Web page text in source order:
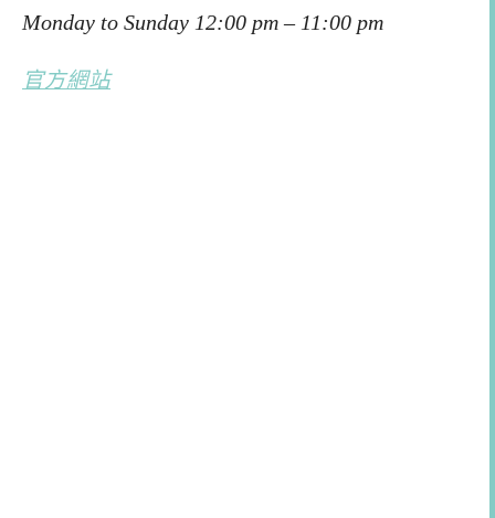
Monday to Sunday 12:00 pm – 11:00 pm
官方網站